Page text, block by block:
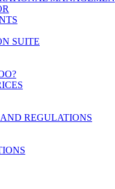
SUITE
REGULATIONS